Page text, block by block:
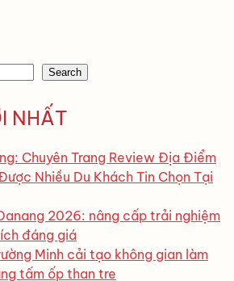
Search
NHẤT
Chuyên Trang Review Địa Điểm
Nhiều Du Khách Tin Chọn Tại
2026: nâng cấp trải nghiệm
đáng giá
Minh cải tạo không gian làm
tấm ốp than tre